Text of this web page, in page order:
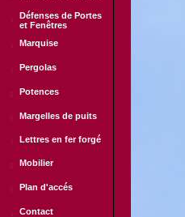
Défenses de Portes
et Fenêtres
Marquise
Pergolas
Potences
Margelles de puits
Lettres en fer forgé
Mobilier
Plan d'accés
Contact